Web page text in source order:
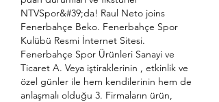
NTVSpor&#39;da! Raul Neto joins
Fenerbahçe Beko. Fenerbahçe Spor
Kulübü Resmi İnternet Sitesi.
Fenerbahçe Spor Ürünleri Sanayi ve
Ticaret A. Veya iştiraklerinin , etkinlik ve
özel günler ile hem kendilerinin hem de
anlaşmalı olduğu 3. Firmaların ürün,